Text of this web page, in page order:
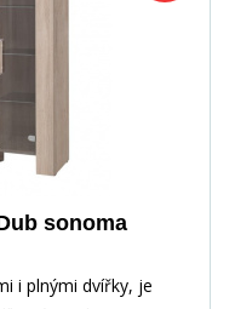
sonoma
i plnými dvířky, je